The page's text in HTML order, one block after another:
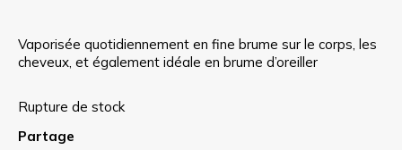
Vaporisée quotidiennement en fine brume sur le corps, les
cheveux, et également idéale en brume d’oreiller
Rupture de stock
Partage